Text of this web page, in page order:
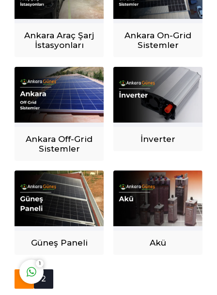
Ankara Araç Şarj
İstasyonları
Ankara On-Grid
Sistemler
Ankara Off-Grid
Sistemler
İnverter
Güneş Paneli Akü
1 2
Sistemleri
Cevap Yaz
1